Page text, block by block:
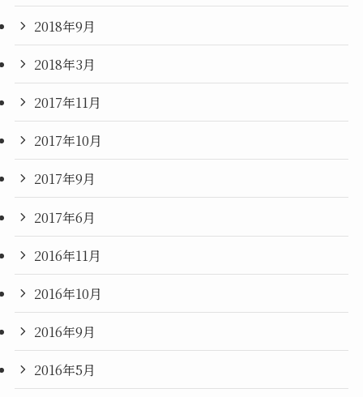
2018年9月
2018年3月
2017年11月
2017年10月
2017年9月
2017年6月
2016年11月
2016年10月
2016年9月
2016年5月